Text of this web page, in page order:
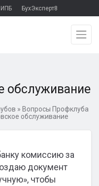
ИПБ БухЭксперт8
обслуживание
» Вопросы Профклуба
обслуживание
комиссию за
документ
чтобы